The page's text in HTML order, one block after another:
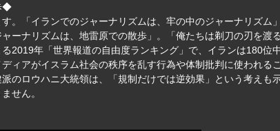
◆
。「イランでのジャーナリズムは、牢の中のジャーナリズ
ーナリズムは、地雷原での散歩」。「俺たちは剃刀の刃を
2019年「世界報道の自由度ランキング」で、イランは180
ィアがイスラム社会の秩序を乱す行為や体制批判に使われ
のロウハニ大統領は、「規制だけでは逆効果」という考え
せん。